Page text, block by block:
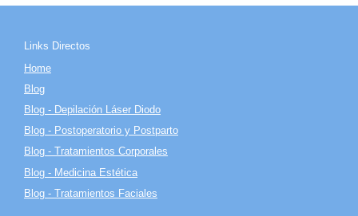
Links Directos
Home
Blog
Blog - Depilación Láser Diodo
Blog - Postoperatorio y Postparto
Blog - Tratamientos Corporales
Blog - Medicina Estética
Blog - Tratamientos Faciales